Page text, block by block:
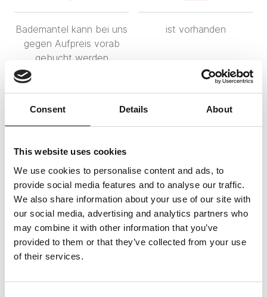
Consent Details About
This website uses cookies
We use cookies to personalise content and ads, to
provide social media features and to analyse our traffic.
We also share information about your use of our site with
our social media, advertising and analytics partners who
may combine it with other information that you’ve
provided to them or that they’ve collected from your use
of their services.
Bademantel kann bei uns
gegen Aufpreis vorab
gebucht werden
ist vorhanden
WLAN vorhanden TV ist vorhanden
TERRASSE PARKPLATZ